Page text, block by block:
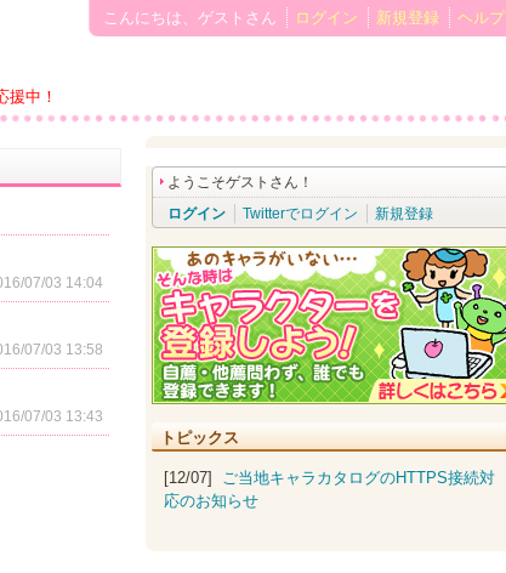
援中！
こんにちは、ゲストさん ログイン 新規登録 ヘルプ
07/03 14:04
07/03 13:58
07/03 13:43
ようこそゲストさん！
ログイン
Twitterでログイン 新規登録
トピックス
[12/07] ご当地キャラカタログのHTTPS接続対
応のお知らせ